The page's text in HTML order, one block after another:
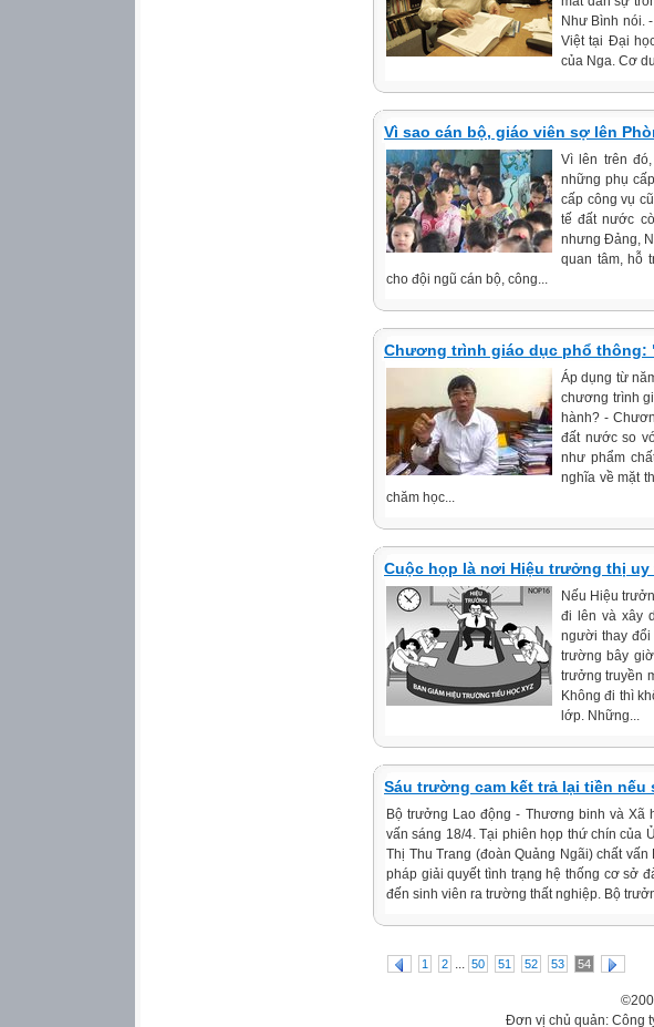
Như Bình nói.
Việt tại Đại
của Nga. Cơ
Vì sao cán bộ, giáo viên sợ lên
Vì lên trên
những phụ
cấp công vụ
tế đất nước
nhưng Đảng,
quan tâm, hỗ
cho đội ngũ cán bộ, công...
Chương trình giáo dục phổ
Áp dụng từ
chương trình
hành? -
đất nước so
như phẩm
nghĩa về mặt
chăm học...
Cuộc họp là nơi Hiệu trưởng thị
Nếu Hiệu
đi lên và xây
người thay
trường bây giờ
trưởng truyền
Không đi thì
lớp. Những...
Sáu trường cam kết trả lại tiền
Bộ trưởng Lao động - Thương binh và
vấn sáng 18/4. Tại phiên họp thứ chín của
Thị Thu Trang (đoàn Quảng Ngãi) chất
pháp giải quyết tình trạng hệ thống cơ sở
đến sinh viên ra trường thất nghiệp. Bộ
1 2 ... 50 51 52 53 54
Đơn vị chủ quản: Công